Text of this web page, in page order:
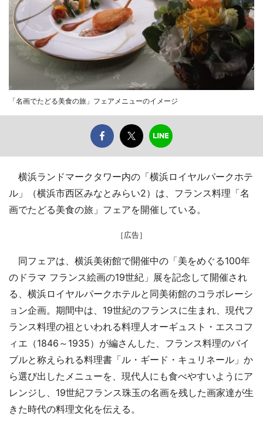
「名画でたどる美食の旅」フェアメニューのイメージ
横浜ランドマークタワー内の「横浜ロイヤルパークホテ
ル」（横浜市西区みなとみらい2）は、フランス料理「名
画でたどる美食の旅」フェアを開催している。
［広告］
同フェアは、横浜美術館で開催中の「美をめぐる100年
のドラマ フランス絵画の19世紀」展を記念して開催され
る、横浜ロイヤルパークホテルと同美術館のコラボレーシ
ョン企画。期間中は、19世紀のフランスに生まれ、現代フ
ランス料理の祖といわれる料理人オーギュスト・エスコフ
ィエ（1846～1935）が編さんした、フランス料理のバイ
ブルと称えられる料理書「ル・ギード・キュリネール」か
ら選び出したメニューを、現代人にも食べやすいようにア
レンジし、19世紀フランス珠玉の名画を残した画家達が生
きた時代の料理文化を伝える。